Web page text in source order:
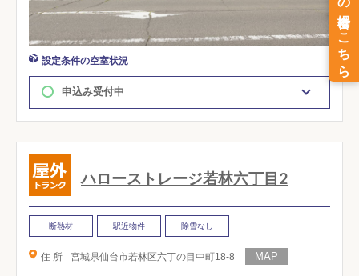
設定条件の空室状況
申込み受付中
ハローストレージ若林六丁目2
断熱材 駅近物件 除雪なし
住 所 宮城県仙台市若林区六丁の目中町18-8